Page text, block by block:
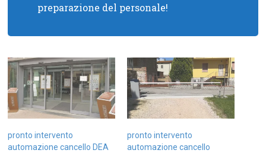
preparazione del personale!
pronto intervento
automazione cancello DEA
pronto intervento
automazione cancello